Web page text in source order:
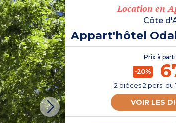
Location en
Côte
Appart'hôtel
Prix à
-20%
2 pièces 2 pers. du
VOIR LES